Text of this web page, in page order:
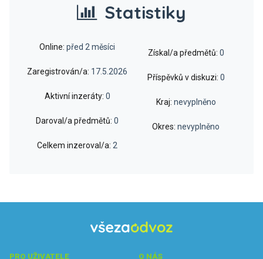
Statistiky
Online: před 2 měsíci
Zaregistrován/a: 17.5.2026
Aktivní inzeráty: 0
Daroval/a předmětů: 0
Celkem inzeroval/a: 2
Získal/a předmětů: 0
Příspěvků v diskuzi: 0
Kraj: nevyplněno
Okres: nevyplněno
PRO UŽIVATELE
O NÁS